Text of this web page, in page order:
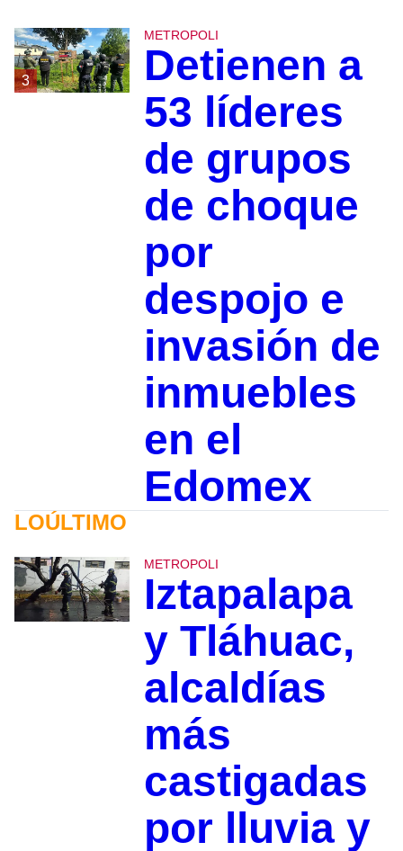
3
METROPOLI
Detienen a
53 líderes
de grupos
de choque
por
despojo e
invasión de
inmuebles
en el
Edomex
LOÚLTIMO
METROPOLI
Iztapalapa
y Tláhuac,
alcaldías
más
castigadas
por lluvia y